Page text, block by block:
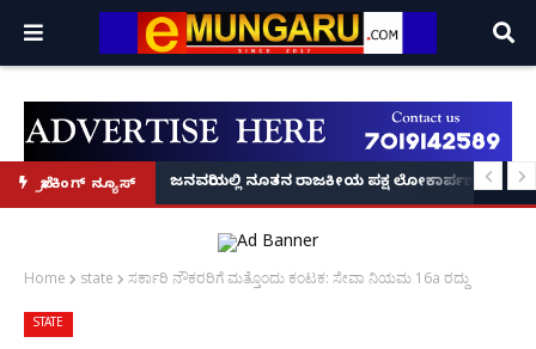
ಬ್ರೇಕಿಂಗ್ ನ್ಯೂಸ್
ಕಥೆ!
8 ಅಡಿಗೂ ಹೆಚ್ಚು ಉದ್ದದ ಕೂದಲು ಬೆಳೆಸಿ ಗಿನ್ನಿಸ್ ವಿಶ್ವ ದಾಖಲೆ ಬರೆದ ಭಾರತದ ರೇಣು
ಜನವರಿಯಲ್ಲಿ ನೂತನ ರಾಜಕೀಯ ಪಕ್ಷ ಲೋಕಾರ್ಪಣೆ – ನಟ
Home state ಸರ್ಕಾರಿ ನೌಕರರಿಗೆ ಮತ್ತೊಂದು ಕಂಟಕ: ಸೇವಾ ನಿಯಮ 16a ರದ್ದು
STATE